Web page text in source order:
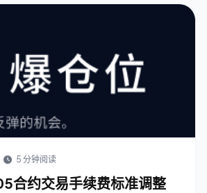
5 分钟阅读
合约交易手续费标准调整